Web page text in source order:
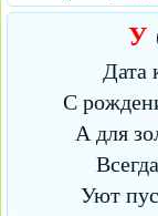
У
Дата
С
А для
Уют